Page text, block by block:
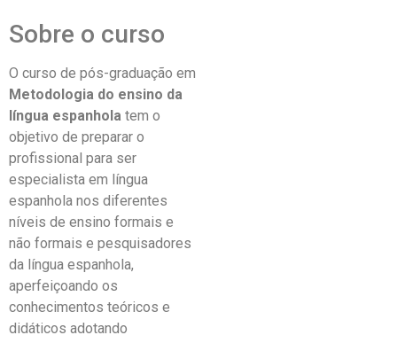
Sobre o curso
O curso de pós-graduação em
Metodologia do ensino da
língua espanhola tem o
objetivo de preparar o
profissional para ser
especialista em língua
espanhola nos diferentes
níveis de ensino formais e
não formais e pesquisadores
da língua espanhola,
aperfeiçoando os
conhecimentos teóricos e
didáticos adotando